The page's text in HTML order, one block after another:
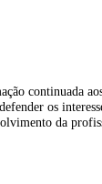
continuada
os
da